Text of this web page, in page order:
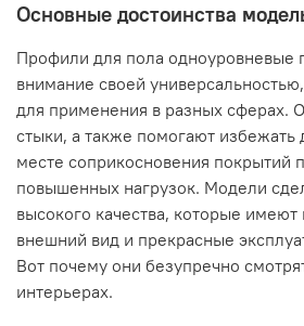
Основные достоинства
Профили для пола одноуровневые
внимание своей
для применения в разных сферах.
стыки, а также помогают
месте соприкосновения покрытий
повышенных нагрузок. Модели
высокого качества, которые
внешний вид и прекрасные
Вот почему они безупречно
интерьерах.